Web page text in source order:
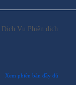
Dịch Vụ Phiên dịch
Xem phiên bản đầy đủ